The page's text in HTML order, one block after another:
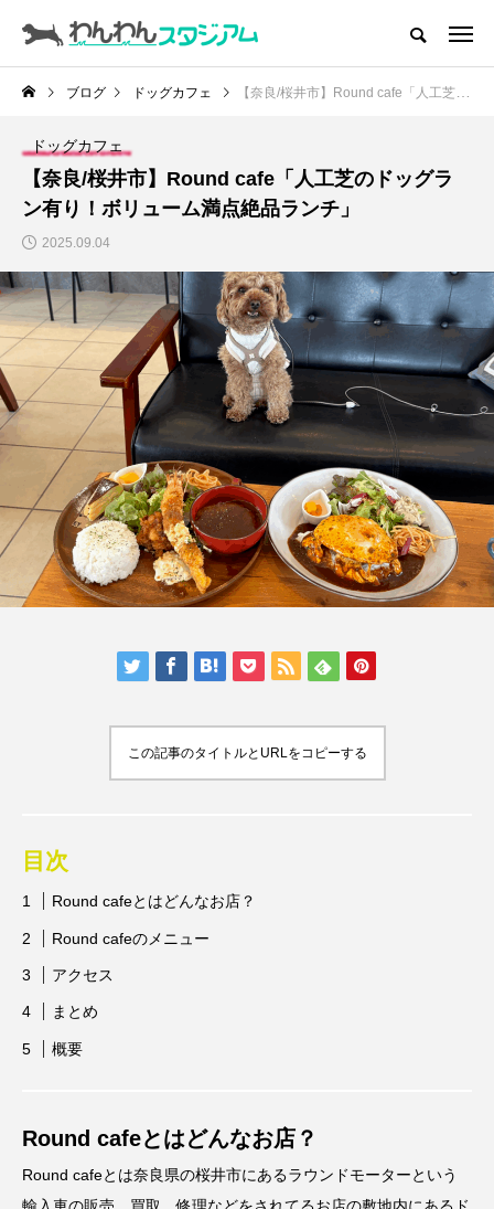
CATEGORY
ドッグラン
ドッグカフェ
愛犬とおでかけ (公園･施設etc)
愛犬と旅行
トリミングサロン
動物病院
コラム
トップページ
人気の記事ランキング
メンバー
会社概要
プライバシーポリシー
ブログ ドッグカフェ 【奈良/桜井市】Round cafe「人工芝のドッグラン有り！ボリューム満点絶品ランチ」
ドッグカフェ
【奈良/桜井市】Round cafe「人工芝のドッグラ
ン有り！ボリューム満点絶品ランチ」
2025.09.04
この記事のタイトルとURLをコピーする
目次
Round cafeとはどんなお店？
Round cafeのメニュー
アクセス
まとめ
概要
Round cafeとはどんなお店？
Round cafeとは奈良県の桜井市にあるラウンドモーターという